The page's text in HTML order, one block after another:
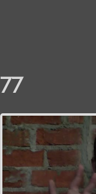
77
Volume
0%